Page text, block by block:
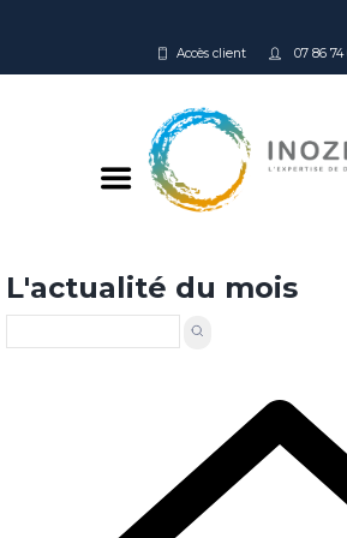
Accès client 07 86 74
L'actualité du mois